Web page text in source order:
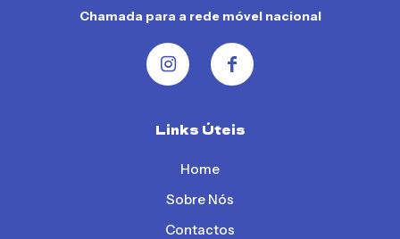
Chamada para a rede móvel nacional
Links Úteis
Home
Sobre Nós
Contactos